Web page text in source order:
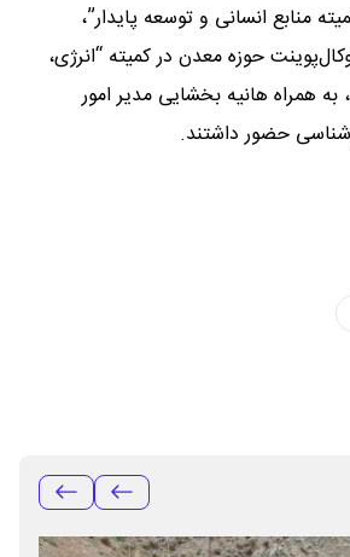
منابع انسانی و توسعه پایدار”،
حوزه معدن در کمیته “انرژی،
همراه هانیه بخشایی مدیر امور
حضور داشتند.